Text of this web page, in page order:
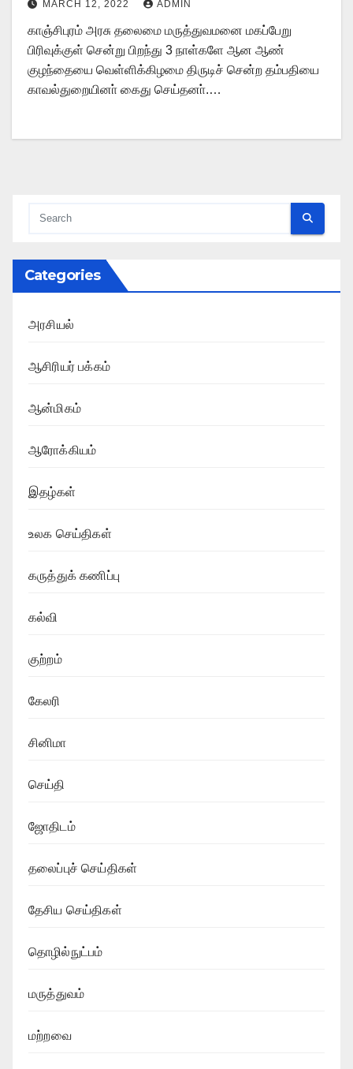
MARCH 12, 2022 ADMIN
காஞ்சிபுரம் அரசு தலைமை மருத்துவமனை மகப்பேறு
பிரிவுக்குள் சென்று பிறந்து 3 நாள்களே ஆன ஆண்
குழந்தையை வெள்ளிக்கிழமை திருடிச் சென்ற தம்பதியை
காவல்துறையினா் கைது செய்தனா்.…
Categories
அரசியல்
ஆசிரியர் பக்கம்
ஆன்மிகம்
ஆரோக்கியம்
இதழ்கள்
உலக செய்திகள்
கருத்துக் கணிப்பு
கல்வி
குற்றம்
கேலரி
சினிமா
செய்தி
ஜோதிடம்
தலைப்புச் செய்திகள்
தேசிய செய்திகள்
தொழில்நுட்பம்
மருத்துவம்
மற்றவை